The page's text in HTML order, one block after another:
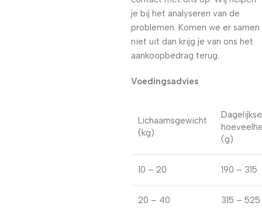
je bij het analyseren van de
problemen. Komen we er samen
niet uit dan krijg je van ons het
aankoopbedrag terug.
Voedingsadvies
Lichaamsgewicht
(kg)
Dagelijkse
(g)
10 – 20 190 – 315
20 – 40 315 – 525